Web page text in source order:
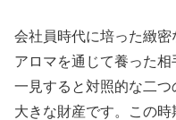
会社員時代に培った緻密
アロマを通じて養った
一見すると対照的な二
大きな財産です。この